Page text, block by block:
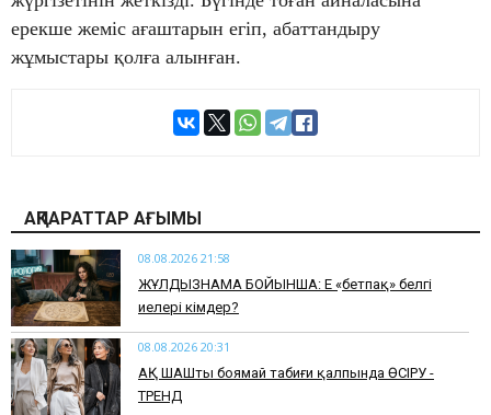
ерекше жеміс ағаштарын егіп, абаттандыру
жұмыстары қолға алынған.
АҚПАРАТТАР АҒЫМЫ
08.08.2026 21:58
ЖҰЛДЫЗНАМА БОЙЫНША: Ең «бетпақ» белгі
иелері кімдер?
08.08.2026 20:31
АҚ ШАШты боямай табиғи қалпында ӨСІРУ -
ТРЕНД